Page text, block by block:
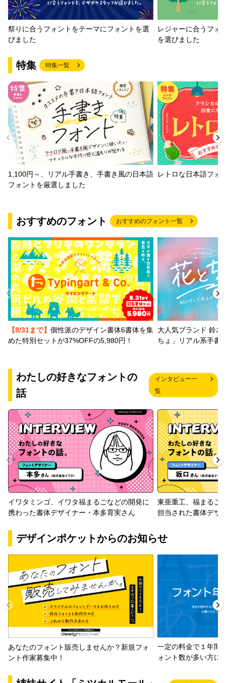
祭りに合うフォントをテーマにフォントを選
びました
レジャーに合うフォ
を選びました
特集 特集一覧
1,100円～、リアル手書き、手書き風の日本語
フォントを厳選しました
レトロな日本語フォ
おすすめのフォント おすすめのフォント一覧
【8/31まで】 個性派のデザイン書体6書体を集
めた特別セットが37%OFFの5,980円！
大人気ブランド 鈴木
ちょ」リアル系手書
わたしの好きなフォントの
話
インタビュー一
覧
イワタミンゴ、イワタ福まるごなどの開発に
携わった書体デザイナー・本多育実さん
東亜重工、福まるご
担当された書体デザ
デザインポケットからのお知らせ
あなたのフォント販売しませんか？新規フォ
ント作家募集中！
一定の料金で１年間
ォント数が多い方に